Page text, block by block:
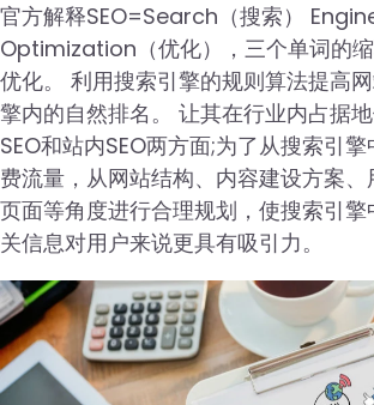
官方解释SEO=Search（搜索）
Optimization（优化），三个单词的
优化。 利用搜索引擎的规则算法提高
擎内的自然排名。 让其在行业内占据
SEO和站内SEO两方面;为了从搜索引
费流量，从网站结构、内容建设方案、
页面等角度进行合理规划，使搜索引
关信息对用户来说更具有吸引力。